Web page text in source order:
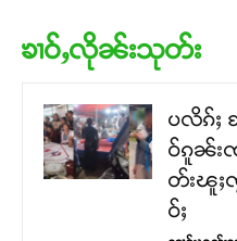
ၶၢဝ်ႇလိုၼ်းသုတ်း
ပလိၵ်ႈ
ဝ်ၵူၼ်း
တ်းၽူႈ
ဝ်ႈ